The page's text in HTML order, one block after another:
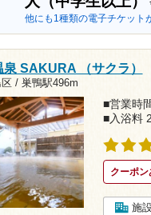
他にも1種類の電子チケット
SAKURA （サクラ）
区 / 巣鴨駅496m
■営業時
■入浴料
クーポン
施